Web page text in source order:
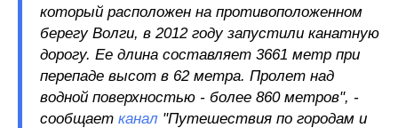
который расположен на противоположенном
берегу Волги, в 2012 году запустили канатную
дорогу. Ее длина составляет 3661 метр при
перепаде высот в 62 метра. Пролет над
водной поверхностью - более 860 метров", -
сообщает канал "Путешествия по городам и